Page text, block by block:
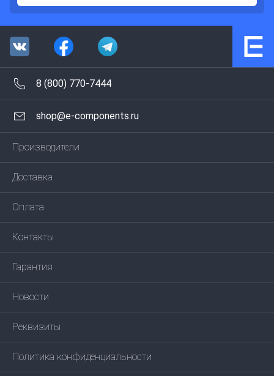
8 (800) 770-7444
shop@e-components.ru
Производители
Доставка
Оплата
Контакты
Гарантия
Новости
Реквизиты
Политика конфиденциальности